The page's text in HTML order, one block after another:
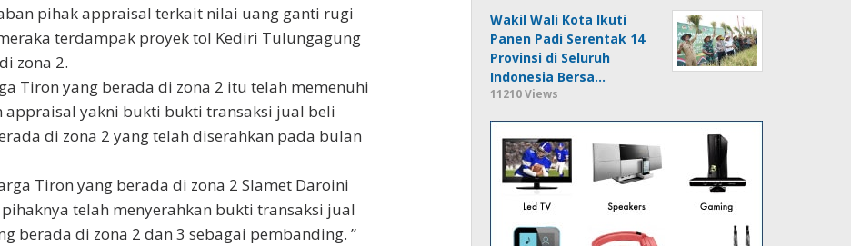
pihak appraisal terkait nilai uang ganti rugi
terdampak proyek tol Kediri Tulungagung
zona 2.
Tiron yang berada di zona 2 itu telah memenuhi
appraisal yakni bukti bukti transaksi jual beli
di zona 2 yang telah diserahkan pada bulan
Tiron yang berada di zona 2 Slamet Daroini
telah menyerahkan bukti transaksi jual
berada di zona 2 dan 3 sebagai pembanding. ”
Wakil Wali Kota Ikuti
Panen Padi Serentak 14
Provinsi di Seluruh
Indonesia Bersa…
11210 Views